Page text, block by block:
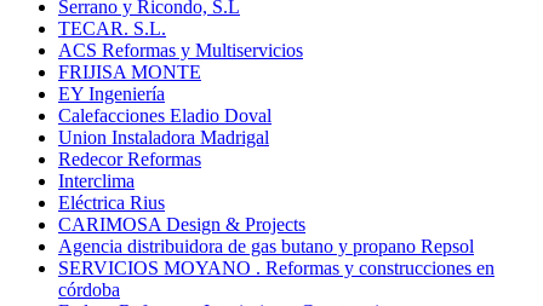
Serrano y Ricondo, S.L
TECAR. S.L.
ACS Reformas y Multiservicios
FRIJISA MONTE
EY Ingeniería
Calefacciones Eladio Doval
Union Instaladora Madrigal
Redecor Reformas
Interclima
Eléctrica Rius
CARIMOSA Design & Projects
Agencia distribuidora de gas butano y propano Repsol
SERVICIOS MOYANO . Reformas y construcciones en
córdoba